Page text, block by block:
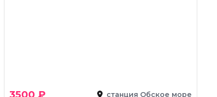
3500 ₽ станция Обское море